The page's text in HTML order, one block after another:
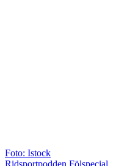
Foto: Istock
Ridsportpodden Fölspecial